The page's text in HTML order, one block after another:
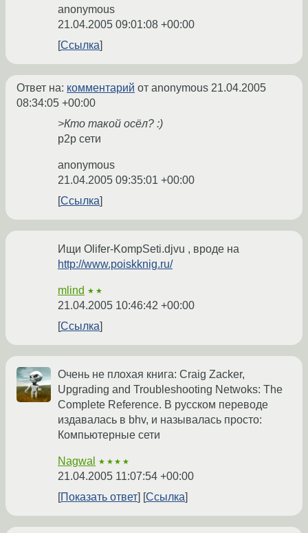
anonymous
21.04.2005 09:01:08 +00:00
Ссылка
Ответ на: комментарий от anonymous 21.04.2005
08:34:05 +00:00
>Кто такой осёл? :)
p2p сети
anonymous
21.04.2005 09:35:01 +00:00
Ссылка
Ищи Olifer-KompSeti.djvu , вроде на
http://www.poiskknig.ru/
mlind ★★
21.04.2005 10:46:42 +00:00
Ссылка
Очень не плохая книга: Craig Zacker,
Upgrading and Troubleshooting Netwoks: The
Complete Reference. В русском переводе
издавалась в bhv, и называлась просто:
Компьютерные сети
Nagwal ★★★★
21.04.2005 11:07:54 +00:00
Показать ответ
Ссылка